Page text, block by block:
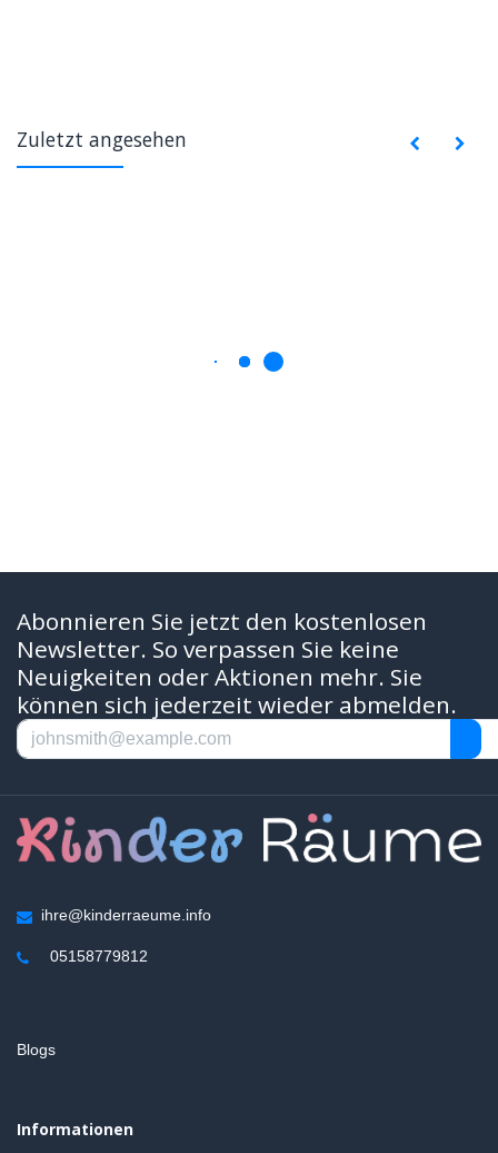
Zuletzt angesehen
Abonnieren Sie jetzt den kostenlosen
Newsletter. So verpassen Sie keine
Neuigkeiten oder Aktionen mehr. Sie
können sich jederzeit wieder abmelden.
ihre@kinderraeume.info
05158779812
Blogs
Informationen